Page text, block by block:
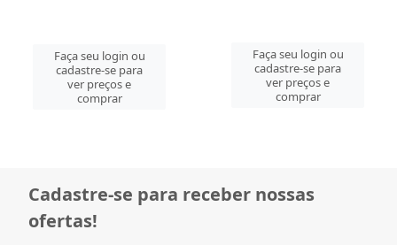
Faça seu login ou
cadastre-se para
ver preços e
comprar
Faça seu login ou
cadastre-se para
ver preços e
comprar
Cadastre-se para receber nossas
ofertas!